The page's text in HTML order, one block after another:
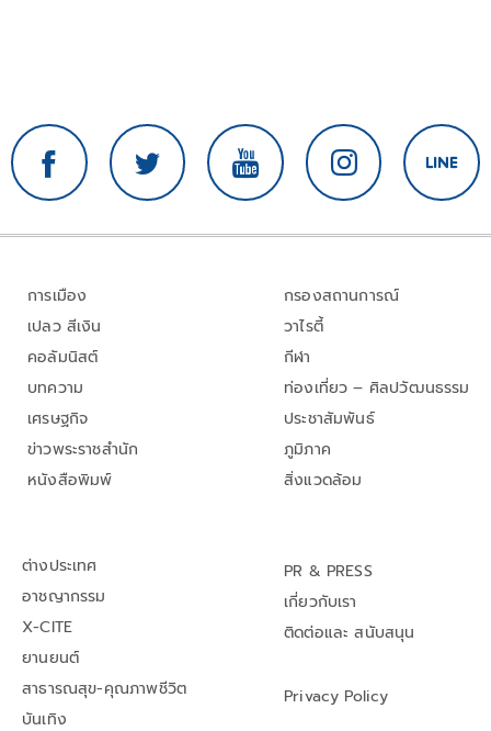
การเมือง
เปลว สีเงิน
คอลัมนิสต์
บทความ
เศรษฐกิจ
ข่าวพระราชสำนัก
หนังสือพิมพ์
กรองสถานการณ์
วาไรตี้
กีฬา
ท่องเที่ยว – ศิลปวัฒนธรรม
ประชาสัมพันธ์
ภูมิภาค
สิ่งแวดล้อม
ต่างประเทศ
อาชญากรรม
X-CITE
ยานยนต์
สาธารณสุข-คุณภาพชีวิต
บันเทิง
PR & PRESS
เกี่ยวกับเรา
ติดต่อและ สนับสนุน
Privacy Policy